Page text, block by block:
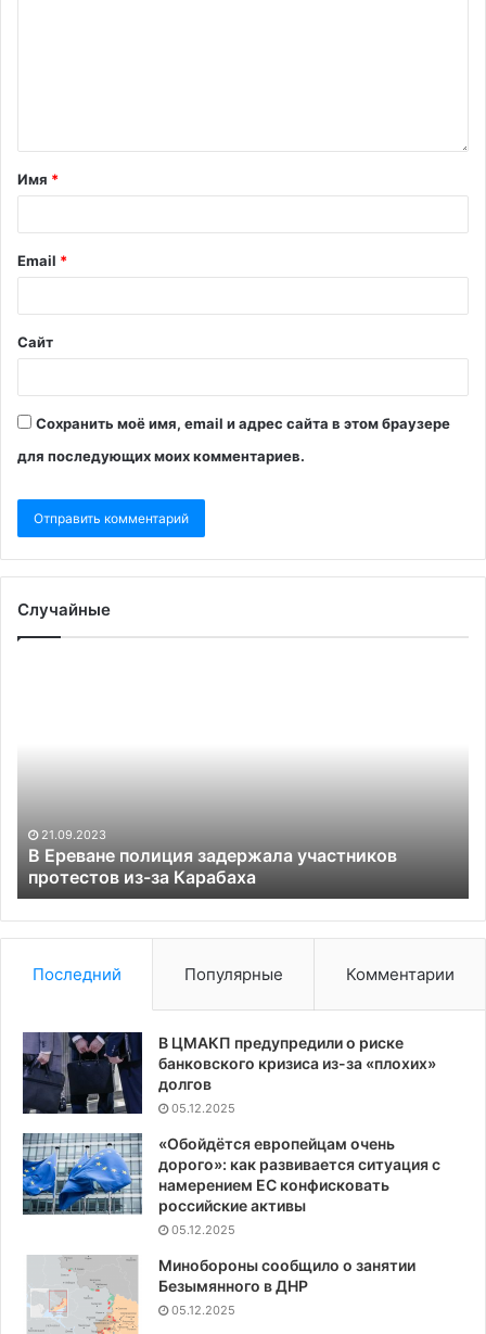
Имя *
Email *
Сайт
Сохранить моё имя, email и адрес сайта в этом браузере
для последующих моих комментариев.
Случайные
за
Карабаха
21.09.2023
В Ереване полиция задержала участников
протестов из-за Карабаха
Последний Популярные Комментарии
В ЦМАКП предупредили о риске
банковского кризиса из-за «плохих»
долгов
05.12.2025
«Обойдётся европейцам очень
дорого»: как развивается ситуация с
намерением ЕС конфисковать
российские активы
05.12.2025
Минобороны сообщило о занятии
Безымянного в ДНР
05.12.2025